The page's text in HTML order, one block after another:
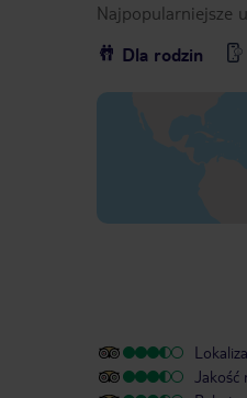
Najpopularniejsze
Dla rodzin
Jakość